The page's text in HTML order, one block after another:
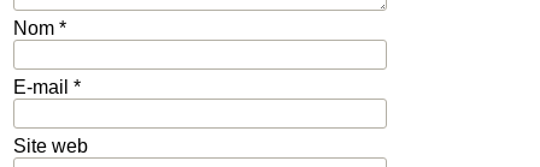
Nom *
E-mail *
Site web